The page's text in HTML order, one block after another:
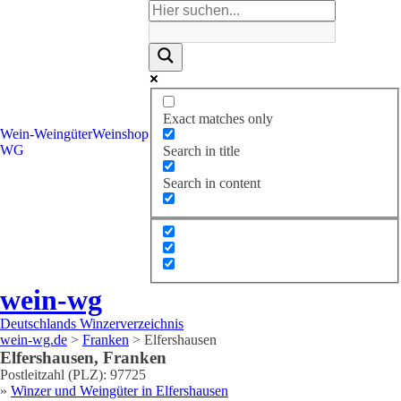
Wein-
WG
WeingüterWeinshop
Exact matches only
Search in title
Search in content
wein-wg
Deutschlands Winzerverzeichnis
wein-wg.de > Franken > Elfershausen
Elfershausen, Franken
Postleitzahl (PLZ): 97725
» Winzer und Weingüter in Elfershausen